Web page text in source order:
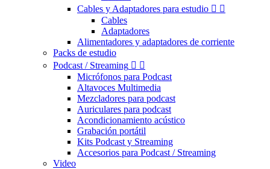
Cables y Adaptadores para estudio  
Cables
Adaptadores
Alimentadores y adaptadores de corriente
Packs de estudio
Podcast / Streaming  
Micrófonos para Podcast
Altavoces Multimedia
Mezcladores para podcast
Auriculares para podcast
Acondicionamiento acústico
Grabación portátil
Kits Podcast y Streaming
Accesorios para Podcast / Streaming
Video